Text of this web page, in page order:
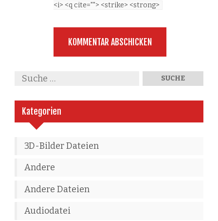
<i> <q cite=""> <strike> <strong>
Kategorien
3D-Bilder Dateien
Andere
Andere Dateien
Audiodatei